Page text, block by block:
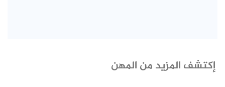
إكتشف المزيد من المهن